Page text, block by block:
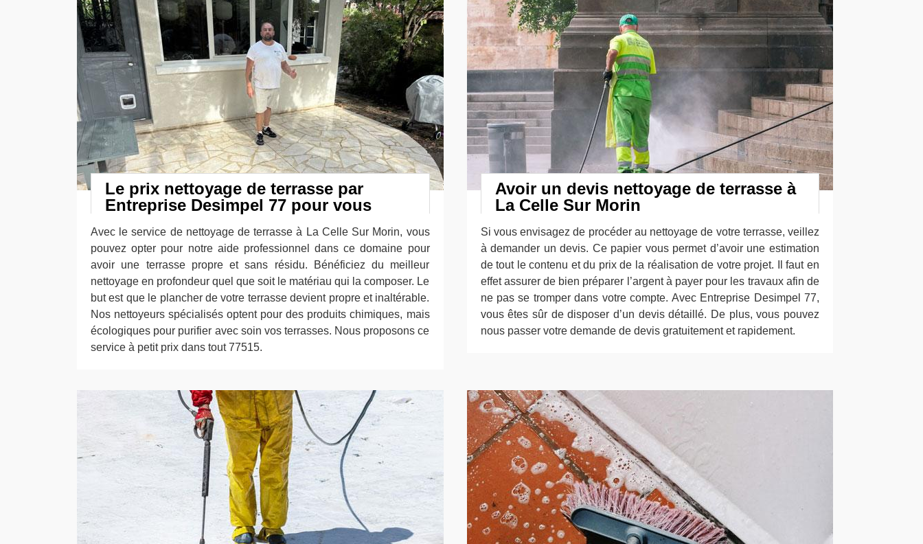
Le prix nettoyage de terrasse par
Entreprise Desimpel 77 pour vous
Avec le service de nettoyage de terrasse à La Celle Sur Morin, vous
pouvez opter pour notre aide professionnel dans ce domaine pour
avoir une terrasse propre et sans résidu. Bénéficiez du meilleur
nettoyage en profondeur quel que soit le matériau qui la composer. Le
but est que le plancher de votre terrasse devient propre et inaltérable.
Nos nettoyeurs spécialisés optent pour des produits chimiques, mais
écologiques pour purifier avec soin vos terrasses. Nous proposons ce
service à petit prix dans tout 77515.
Avoir un devis nettoyage de terrasse à
La Celle Sur Morin
Si vous envisagez de procéder au nettoyage de votre terrasse, veillez
à demander un devis. Ce papier vous permet d’avoir une estimation
de tout le contenu et du prix de la réalisation de votre projet. Il faut en
effet assurer de bien préparer l’argent à payer pour les travaux afin de
ne pas se tromper dans votre compte. Avec Entreprise Desimpel 77,
vous êtes sûr de disposer d’un devis détaillé. De plus, vous pouvez
nous passer votre demande de devis gratuitement et rapidement.